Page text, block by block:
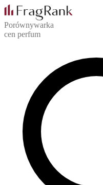
Porównywarka
cen perfum